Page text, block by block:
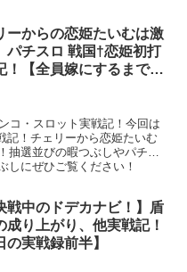
ーからの恋姫たいむは激
パチスロ 戦国†恋姫初打
！【全員嫁にするまで打
コ・スロット実戦記！今回は
記！チェリーから恋姫たいむ
抽選並びの暇つぶしやパチン
しにぜひご覧ください！
戦中のドデカナビ！】盾
成り上がり、他実戦記！
の実戦録前半】